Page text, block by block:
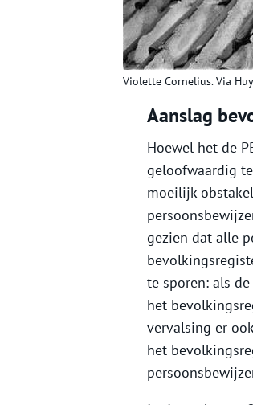
Violette Cornelius. Via
Aanslag
Hoewel het de
geloofwaardig
moeilijk
gezien dat alle
te sporen: als
het
vervalsing er
het